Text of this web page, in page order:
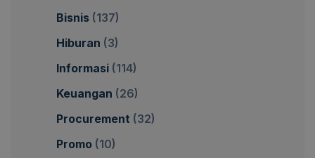
Bisnis (137)
Hiburan (3)
Informasi (114)
Keuangan (26)
Procurement (32)
Promo (10)